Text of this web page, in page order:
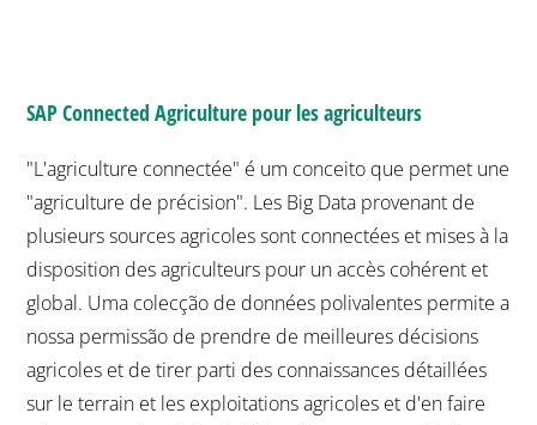
réel sur le terrain / ferme.
[:]
VOCÊ TAMBÉM PODE GOSTAR DE